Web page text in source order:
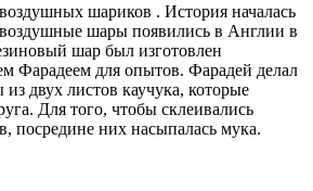
шариков . История началась
шары появились в Англии в
шар был изготовлен
Фарадеем для опытов. Фарадей делал
двух листов каучука, которые
Для того, чтобы склеивались
посредине них насыпалась мука.